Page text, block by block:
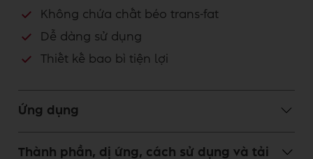
Không chứa chất béo trans-fat
Dễ dàng sử dụng
Thiết kế bao bì tiện lợi
Ứng dụng
Thành phần, dị ứng, cách sử dụng và tải